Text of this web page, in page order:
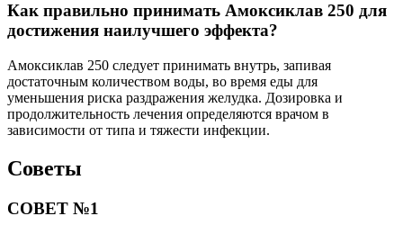
Как правильно принимать Амоксиклав 250 для
достижения наилучшего эффекта?
Амоксиклав 250 следует принимать внутрь, запивая
достаточным количеством воды, во время еды для
уменьшения риска раздражения желудка. Дозировка и
продолжительность лечения определяются врачом в
зависимости от типа и тяжести инфекции.
Советы
СОВЕТ №1